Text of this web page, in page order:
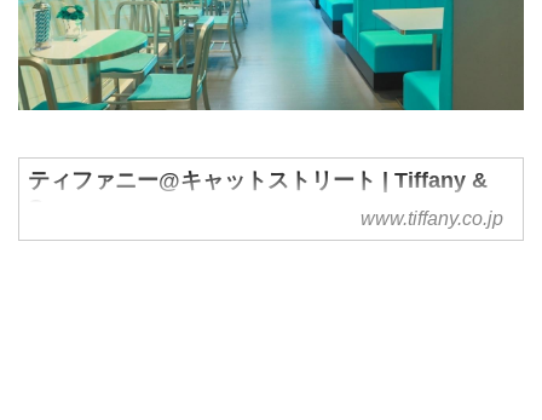
ティファニー@キャットストリート | Tiffany &
www.tiffany.co.jp